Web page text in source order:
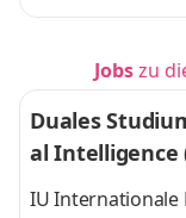
Jobszu
Duales
al Intelligence
IU Internationale